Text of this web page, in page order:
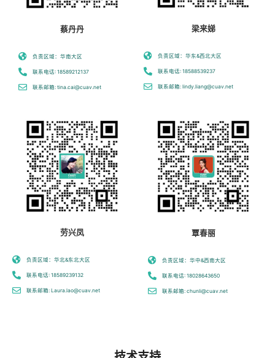
蔡丹丹
负责区域：华南大区
联系电话: 18589212137
联系邮箱: tina.cai@cuav.net
梁来娣
负责区域：华东&西北大区
联系电话: 18588539237
联系邮箱: lindy.liang@cuav.net
劳兴凤
负责区域：华北&东北大区
联系电话: 18589239132
联系邮箱: Laura.lao@cuav.net
覃春丽
负责区域：华中&西南大区
联系电话: 18028643650
联系邮箱: chunli@cuav.net